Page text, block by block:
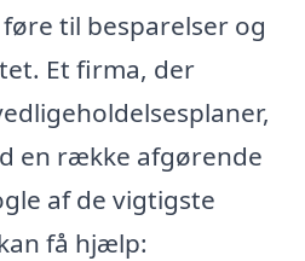
til besparelser og
Et firma, der
en række afgørende
af de vigtigste
få hjælp: